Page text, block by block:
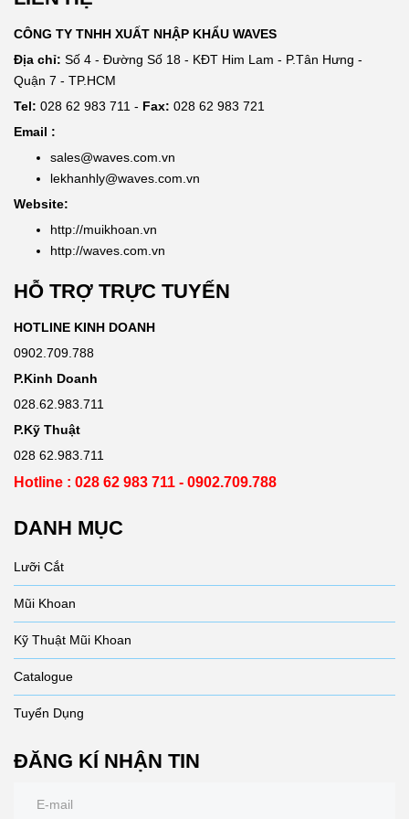
CÔNG TY TNHH XUẤT NHẬP KHẨU WAVES
Địa chỉ: Số 4 - Đường Số 18 - KĐT Him Lam - P.Tân Hưng -
Quận 7 - TP.HCM
Tel: 028 62 983 711 - Fax: 028 62 983 721
Email :
sales@waves.com.vn
lekhanhly@waves.com.vn
Website:
http://muikhoan.vn
http://waves.com.vn
HỖ TRỢ TRỰC TUYẾN
HOTLINE KINH DOANH
0902.709.788
P.Kinh Doanh
028.62.983.711
P.Kỹ Thuật
028 62.983.711
Hotline : 028 62 983 711 - 0902.709.788
DANH MỤC
Lưỡi Cắt
Mũi Khoan
Kỹ Thuật Mũi Khoan
Catalogue
Tuyển Dụng
ĐĂNG KÍ NHẬN TIN